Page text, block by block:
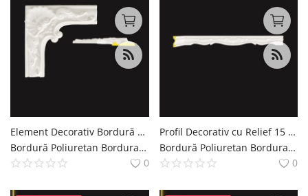
Element Decorativ Bordură Poliuretan 56x56 cm Model Clasic
Bordură Poliuretan Bordura Brau Decoratiuni Casa polure
0
Profil Decorativ cu Relief 15 cm din Poliuretan Model Clasic
Bordură Poliuretan Bordura Brau Decoratiuni Casa polure
0